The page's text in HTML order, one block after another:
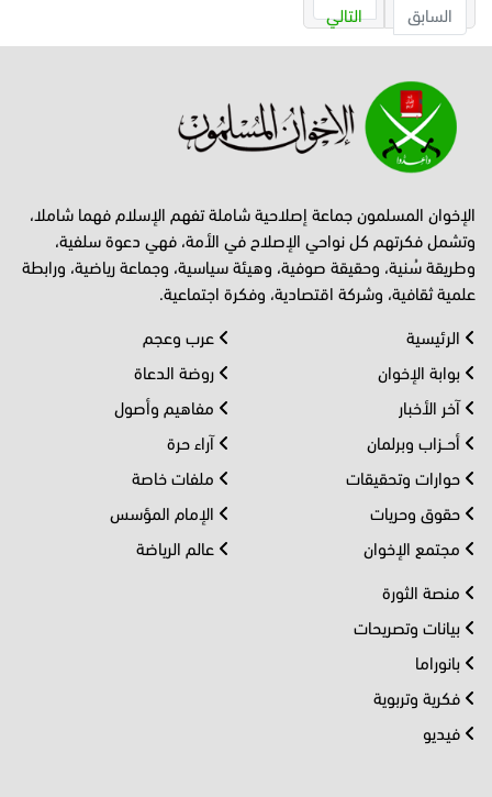
السابق التالي
الإخوان المسلمون جماعة إصلاحية شاملة تفهم الإسلام فهما شاملا،
وتشمل فكرتهم كل نواحي الإصلاح في الأمة، فهي دعوة سلفية،
وطريقة سُنية، وحقيقة صوفية، وهيئة سياسية، وجماعة رياضية، ورابطة
علمية ثقافية، وشركة اقتصادية، وفكرة اجتماعية.
الرئيسية
بوابة الإخوان
آخر الأخبار
أحــزاب وبرلمان
حوارات وتحقيقات
حقوق وحريات
مجتمع الإخوان
عرب وعجم
روضة الدعاة
مفاهيم وأصول
آراء حرة
ملفات خاصة
الإمام المؤسس
عالم الرياضة
منصة الثورة
بيانات وتصريحات
بانوراما
فكرية وتربوية
فيديو